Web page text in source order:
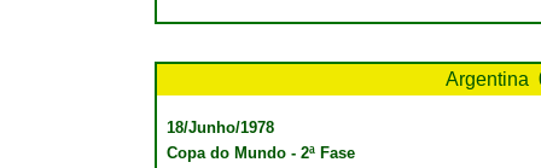
Argentina
18/Junho/1978
Copa do Mundo - 2ª Fase